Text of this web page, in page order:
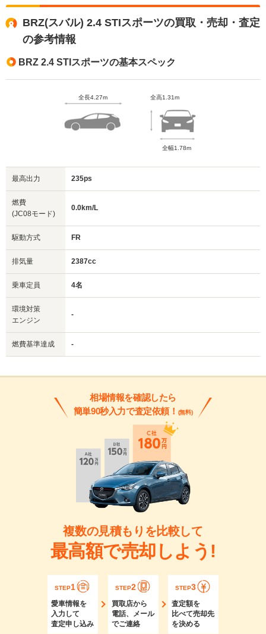
BRZ(スバル) 2.4 STIスポーツの買取・売却・査定
の参考情報
BRZ 2.4 STIスポーツの基本スペック
全長4.27m 全高1.31m
全幅1.78m
最高出力 235ps
燃費
(JC08モード)
0.0km/L
駆動方式 FR
排気量 2387cc
乗車定員 4名
環境対策
エンジン
-
燃費基準達成 -
相場情報を確認したら
簡単90秒入力で査定依頼！ (無料)
複数の見積もりを比較して
最高額で売却しよう!
STEP1
愛車情報を
入力して
査定申し込み
STEP2
買取店から
電話、メール
でご連絡
STEP3
査定額を
比べて売却先
を決める